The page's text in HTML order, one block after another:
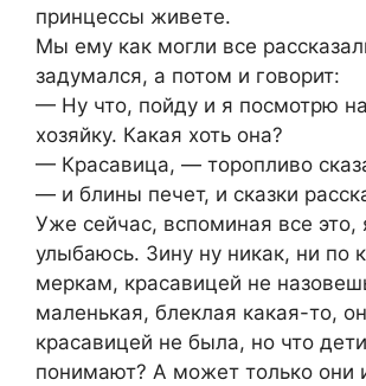
принцессы живете.
Мы ему как могли все
задумался, а потом и говорит:
— Ну что, пойду и я посмотрю
хозяйку. Какая хоть она?
— Красавица, — торопливо
— и блины печет, и сказки
Уже сейчас, вспоминая все это,
улыбаюсь. Зину ну никак, ни по
меркам, красавицей не
маленькая, блеклая какая-то,
красавицей не была, но что
понимают? А может только они